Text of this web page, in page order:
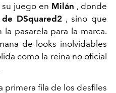
juego en Milán , donde
de DSquared2, sino que
pasarela para la marca.
de looks inolvidables
como la reina no oficial
primera fila de los desfiles